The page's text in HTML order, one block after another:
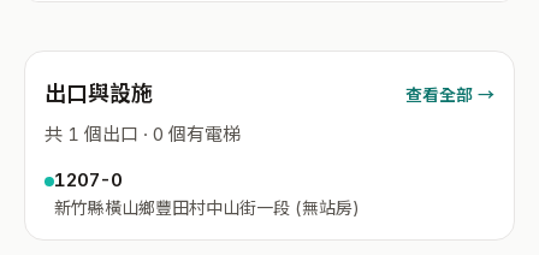
出口與設施 查看全部 →
共 1 個出口 · 0 個有電梯
1207-0
新竹縣橫山鄉豐田村中山街一段 (無站房)